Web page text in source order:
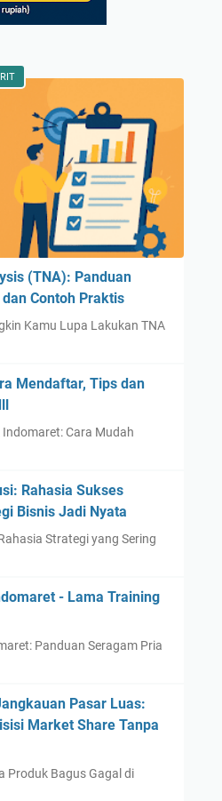
(TNA): Panduan
Contoh Praktis
Kamu Lupa Lakukan TNA
Mendaftar, Tips dan
Cara Mudah
Rahasia Sukses
Bisnis Jadi Nyata
Strategi yang Sering
- Lama Training
Panduan Seragam Pria
Pasar Luas:
Market Share Tanpa
Produk Bagus Gagal di